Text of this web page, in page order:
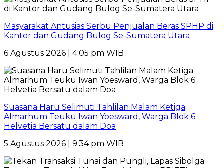
Masyarakat Antusias Serbu Penjualan Beras SPHP di
Kantor dan Gudang Bulog Se-Sumatera Utara
6 Agustus 2026 | 4:05 pm WIB
Suasana Haru Selimuti Tahlilan Malam Ketiga
Almarhum Teuku Iwan Yoesward, Warga Blok 6
Helvetia Bersatu dalam Doa
5 Agustus 2026 | 9:34 pm WIB